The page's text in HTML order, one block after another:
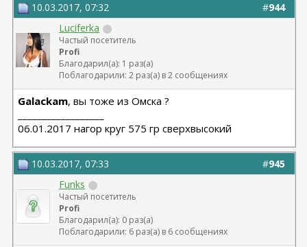
#944
10.03.2017, 07:32
Luciferka
Частый посетитель
Profi
Благодарил(а): 1 раз(а)
Поблагодарили: 2 раз(а) в 2 сообщениях
Galackam, вы тоже из Омска ?
06.01.2017 нагор круг 575 гр сверхвысокий
#945
10.03.2017, 07:33
Funks
Частый посетитель
Profi
Благодарил(а): 0 раз(а)
Поблагодарили: 6 раз(а) в 6 сообщениях